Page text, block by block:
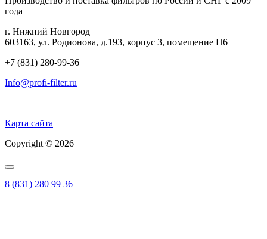
года
г. Нижний Новгород
603163, ул. Родионова, д.193, корпус 3, помещение П6
+7 (831) 280-99-36
Info@profi-filter.ru
Карта сайта
Copyright © 2026
8 (831) 280 99 36